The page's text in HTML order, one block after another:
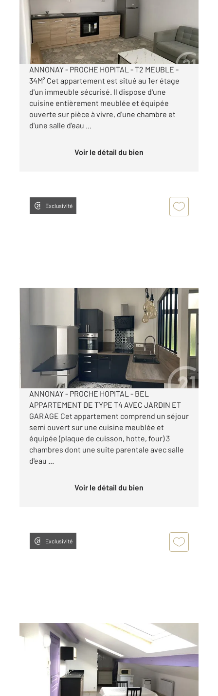
Appartement T2 à louer
440 €
par mois charges comprises
ANNONAY - PROCHE HOPITAL - T2 MEUBLE -
34M² Cet appartement est situé au 1er étage
d'un immeuble sécurisé. Il dispose d'une
cuisine entièrement meublée et équipée
ouverte sur pièce à vivre, d'une chambre et
d'une salle d'eau ...
Voir le détail du bien
Exclusivité
, 4 pièces
Appartement T4 à louer
840 €
par mois charges comprises
ANNONAY - PROCHE HOPITAL - BEL
APPARTEMENT DE TYPE T4 AVEC JARDIN ET
GARAGE Cet appartement comprend un séjour
semi ouvert sur une cuisine meublée et
équipée (plaque de cuisson, hotte, four) 3
chambres dont une suite parentale avec salle
d'eau ...
Voir le détail du bien
Exclusivité
ANNONAY 07
21,20 m2, 1 pièce
Ref : 5250
Appartement Studio à louer
290 €